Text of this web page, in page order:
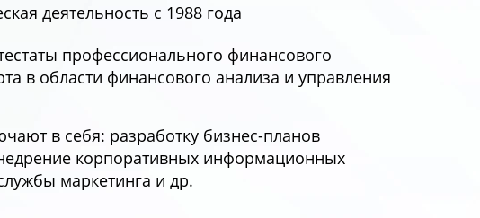
деятельность с 1988 года
профессионального финансового
в области финансового анализа и управления
в себя: разработку бизнес-планов
корпоративных информационных
маркетинга и др.